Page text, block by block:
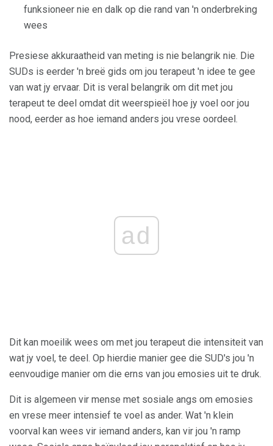
funksioneer nie en dalk op die rand van 'n onderbreking
wees
Presiese akkuraatheid van meting is nie belangrik nie. Die
SUDs is eerder 'n breë gids om jou terapeut 'n idee te gee
van wat jy ervaar. Dit is veral belangrik om dit met jou
terapeut te deel omdat dit weerspieël hoe jy voel oor jou
nood, eerder as hoe iemand anders jou vrese oordeel.
ad
Dit kan moeilik wees om met jou terapeut die intensiteit van
wat jy voel, te deel. Op hierdie manier gee die SUD's jou 'n
eenvoudige manier om die erns van jou emosies uit te druk.
Dit is algemeen vir mense met sosiale angs om emosies
en vrese meer intensief te voel as ander. Wat 'n klein
voorval kan wees vir iemand anders, kan vir jou 'n ramp